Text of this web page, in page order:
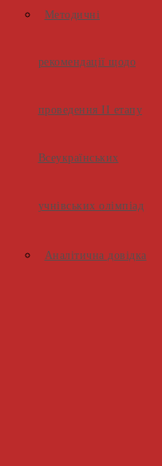
Методичні
рекомендації щодо
проведення ІІ етапу
Всеукраїнських
учнівських олімпіад
Аналітична довідка